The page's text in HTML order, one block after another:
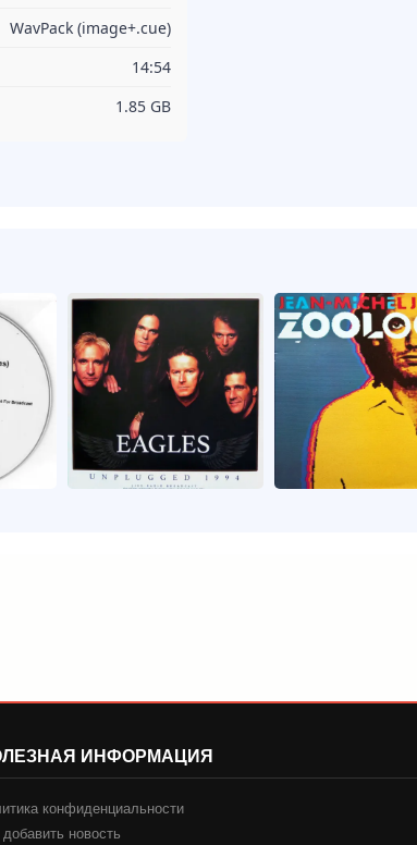
WavPack (image+.cue)
14:54
1.85 GB
ИНФОРМАЦИЯ
конфиденциальности
добавить новость